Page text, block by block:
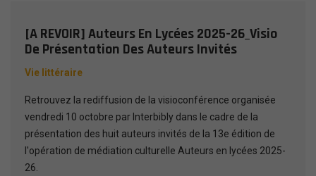
[A REVOIR] Auteurs En Lycées 2025-26_Visio
De Présentation Des Auteurs Invités
Vie littéraire
Retrouvez la rediffusion de la visioconférence organisée
vendredi 10 octobre par Interbibly dans le cadre de la
présentation des huit auteurs invités de la 13e édition de
l'opération de médiation culturelle Auteurs en lycées 2025-
26.